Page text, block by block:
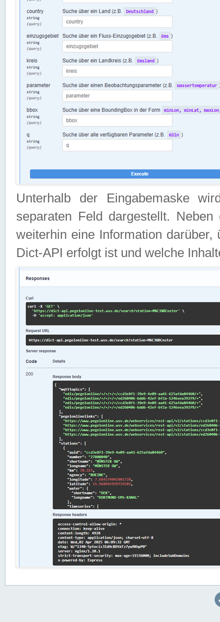
Unterhalb der Eingabemaske
separaten Feld dargestellt.
weiterhin eine Information
Dict-API erfolgt ist und welche